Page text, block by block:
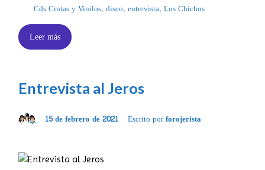
Cds Cintas y Vinilos, disco, entrevista, Los Chichos
Leer más
Entrevista al Jeros
15 de febrero de 2021 Escrito porforojerista